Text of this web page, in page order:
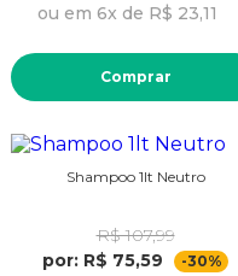
ou em 6x de R$ 23,11
Comprar
Shampoo 1lt Neutro
R$ 107,99
por: R$ 75,59
-30%